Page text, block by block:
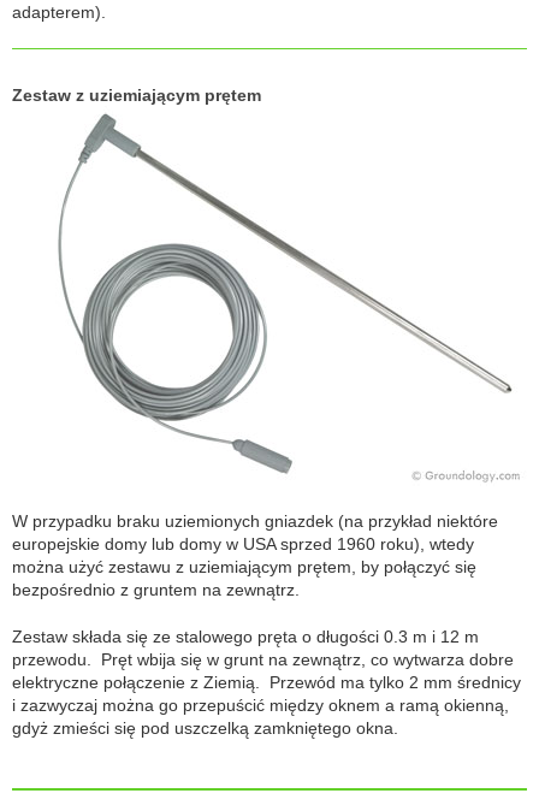
adapterem).
Zestaw z uziemiającym prętem
W przypadku braku uziemionych gniazdek (na przykład niektóre
europejskie domy lub domy w USA sprzed 1960 roku), wtedy
można użyć zestawu z uziemiającym prętem, by połączyć się
bezpośrednio z gruntem na zewnątrz.
Zestaw składa się ze stalowego pręta o długości 0.3 m i 12 m
przewodu. Pręt wbija się w grunt na zewnątrz, co wytwarza dobre
elektryczne połączenie z Ziemią. Przewód ma tylko 2 mm średnicy
i zazwyczaj można go przepuścić między oknem a ramą okienną,
gdyż zmieści się pod uszczelką zamkniętego okna.